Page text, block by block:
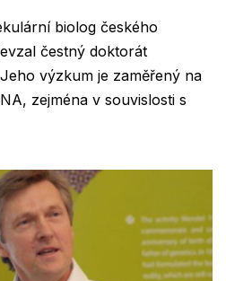
biolog českého
čestný doktorát
výzkum je zaměřený na
zejména v souvislosti s